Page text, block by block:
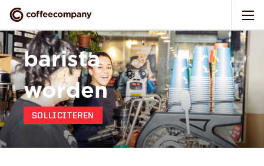
barista
worden
SOLLICITEREN